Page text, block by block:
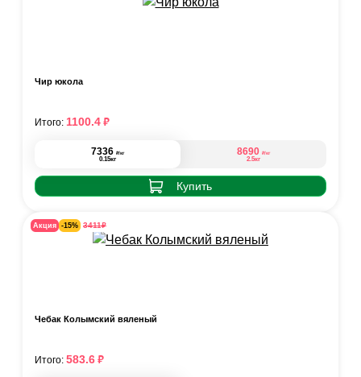
Чир юкола
7336 ₽/кг
0.15кг
8690 ₽/кг
2.5кг
Купить
Итого: 1100.4₽
Акция -15% 3411₽
Чебак Колымский вяленый
Итого: 583.6₽